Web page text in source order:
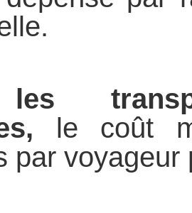
le coût
par voyageur